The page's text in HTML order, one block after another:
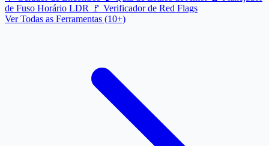
de Fuso Horário LDR
🚩 Verificador de Red Flags
Ver Todas as Ferramentas (10+)